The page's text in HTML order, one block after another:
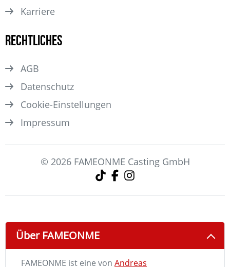
Karriere
Rechtliches
AGB
Datenschutz
Cookie-Einstellungen
Impressum
© 2026 FAMEONME Casting GmbH
Über FAMEONME
FAMEONME ist eine von Andreas